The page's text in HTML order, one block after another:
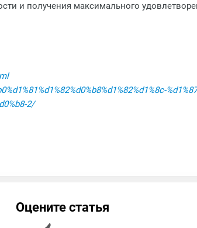
и получения максимального
2/
Оцените статья